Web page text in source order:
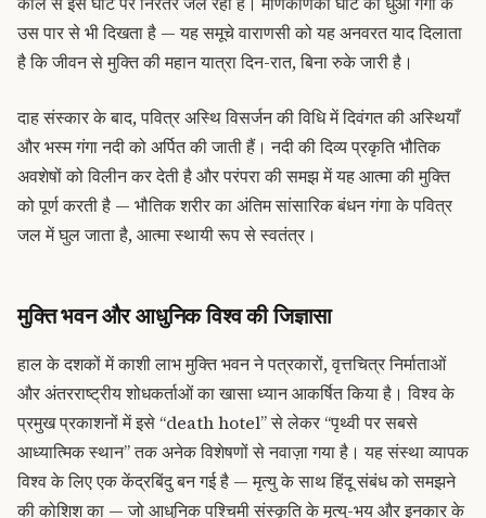
उस पार से भी दिखता है — यह समूचे वाराणसी को यह अनवरत याद दिलाता
है कि जीवन से मुक्ति की महान यात्रा दिन-रात, बिना रुके जारी है।
दाह संस्कार के बाद, पवित्रअस्थि विसर्जनकी विधि में दिवंगत की अस्थियाँ
और भस्म गंगा नदी को अर्पित की जाती हैं। नदी की दिव्य प्रकृति भौतिक
अवशेषों को विलीन कर देती है और परंपरा की समझ में यह आत्मा की मुक्ति
को पूर्ण करती है — भौतिक शरीर का अंतिम सांसारिक बंधन गंगा के पवित्र
जल में घुल जाता है, आत्मा स्थायी रूप से स्वतंत्र।
मुक्ति भवन और आधुनिक विश्व की जिज्ञासा
हाल के दशकों में काशी लाभ मुक्ति भवन ने पत्रकारों, वृत्तचित्र निर्माताओं
और अंतरराष्ट्रीय शोधकर्ताओं का खासा ध्यान आकर्षित किया है। विश्व के
प्रमुख प्रकाशनों में इसे “death hotel” से लेकर “पृथ्वी पर सबसे
आध्यात्मिक स्थान” तक अनेक विशेषणों से नवाज़ा गया है। यह संस्था व्यापक
विश्व के लिए एक केंद्रबिंदु बन गई है — मृत्यु के साथ हिंदू संबंध को समझने
की कोशिश का — जो आधुनिक पश्चिमी संस्कृति के मृत्यु-भय और इनकार के